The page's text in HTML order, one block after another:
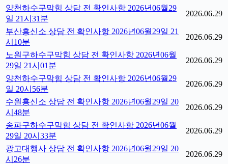
양천하수구막힘 상담 전 확인사항 2026년06월29
일 21시31분
2026.06.29
부산흥신소 상담 전 확인사항 2026년06월29일 21
시10분
2026.06.29
노원구하수구막힘 상담 전 확인사항 2026년06월
29일 21시01분
2026.06.29
양천하수구막힘 상담 전 확인사항 2026년06월29
일 20시56분
2026.06.29
수원흥신소 상담 전 확인사항 2026년06월29일 20
시48분
2026.06.29
송파구하수구막힘 상담 전 확인사항 2026년06월
29일 20시33분
2026.06.29
광고대행사 상담 전 확인사항 2026년06월29일 20
시26분
2026.06.29